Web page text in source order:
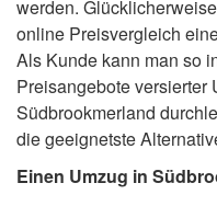
werden.
online Preisvergleich
Als Kunde kann man so
Preisangebote versierter
Südbrookmerland
die geeignetste
Einen Umzug in